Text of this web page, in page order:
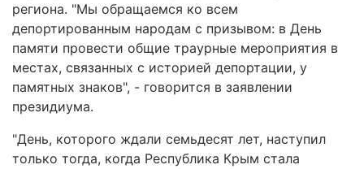
региона. "Мы обращаемся ко всем
депортированным народам с призывом: в День
памяти провести общие траурные мероприятия в
местах, связанных с историей депортации, у
памятных знаков", - говорится в заявлении
президиума.
"День, которого ждали семьдесят лет, наступил
только тогда, когда Республика Крым стала